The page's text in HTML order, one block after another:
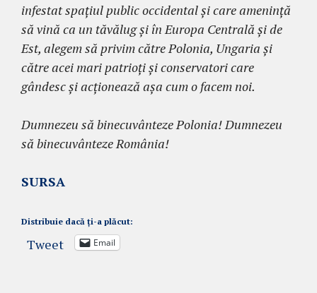
infestat spațiul public occidental și care amenință
să vină ca un tăvălug și în Europa Centrală și de
Est, alegem să privim către Polonia, Ungaria și
către acei mari patrioți și conservatori care
gândesc și acționează așa cum o facem noi.
Dumnezeu să binecuvânteze Polonia! Dumnezeu
să binecuvânteze România!
SURSA
Distribuie dacă ți-a plăcut:
Tweet Email